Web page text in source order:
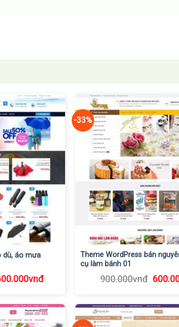
dù, áo mưa
vnđGiá
là:
600.000vnđ.
-33%
Theme WordPress bán
cụ làm bánh 01
900.000vnđ Giá